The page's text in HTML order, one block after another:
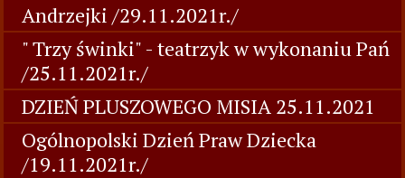
Andrzejki /29.11.2021r./
" Trzy świnki" - teatrzyk w wykonaniu Pań
/25.11.2021r./
DZIEŃ PLUSZOWEGO MISIA 25.11.2021
Ogólnopolski Dzień Praw Dziecka
/19.11.2021r./